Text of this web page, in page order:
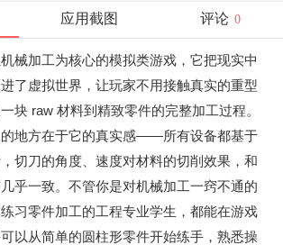
应用截图 评论 0
械加工为核心的模拟类游戏，它把现实中
了虚拟世界，让玩家不用接触真实的重型
块 raw 材料到精致零件的完整加工过程。
地方在于它的真实感——所有设备都基于
切刀的角度、速度对材料的切削效果，和
乎一致。不管你是对机械加工一窍不通的
习零件加工的工程专业学生，都能在游戏
以从简单的圆柱形零件开始练手，熟悉操